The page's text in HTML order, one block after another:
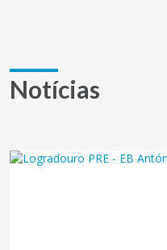
Notícias